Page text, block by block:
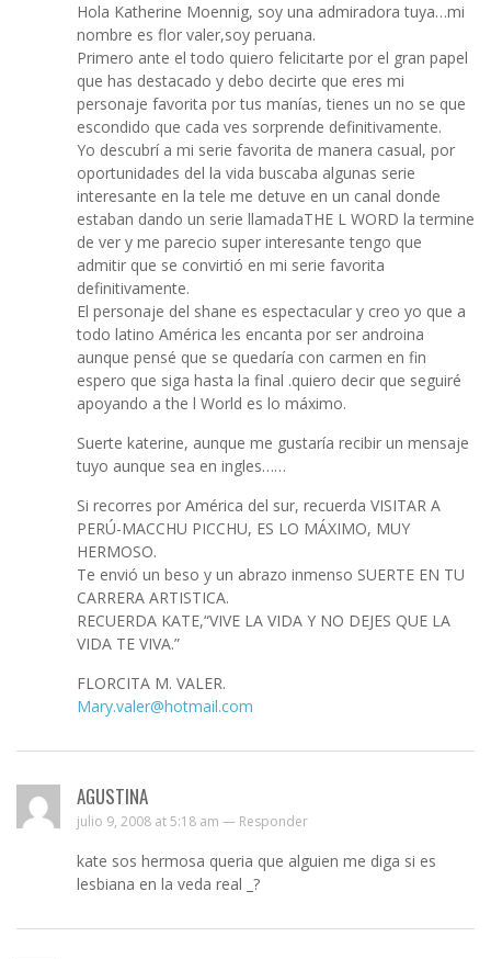
Hola Katherine Moennig, soy una admiradora tuya…mi
nombre es flor valer,soy peruana.
Primero ante el todo quiero felicitarte por el gran papel
que has destacado y debo decirte que eres mi
personaje favorita por tus manías, tienes un no se que
escondido que cada ves sorprende definitivamente.
Yo descubrí a mi serie favorita de manera casual, por
oportunidades del la vida buscaba algunas serie
interesante en la tele me detuve en un canal donde
estaban dando un serie llamadaTHE L WORD la termine
de ver y me parecio super interesante tengo que
admitir que se convirtió en mi serie favorita
definitivamente.
El personaje del shane es espectacular y creo yo que a
todo latino América les encanta por ser androina
aunque pensé que se quedaría con carmen en fin
espero que siga hasta la final .quiero decir que seguiré
apoyando a the l World es lo máximo.
Suerte katerine, aunque me gustaría recibir un mensaje
tuyo aunque sea en ingles……
Si recorres por América del sur, recuerda VISITAR A
PERÚ-MACCHU PICCHU, ES LO MÁXIMO, MUY
HERMOSO.
Te envió un beso y un abrazo inmenso SUERTE EN TU
CARRERA ARTISTICA.
RECUERDA KATE,“VIVE LA VIDA Y NO DEJES QUE LA
VIDA TE VIVA.”
FLORCITA M. VALER.
Mary.valer@hotmail.com
AGUSTINA
julio 9, 2008 at 5:18 am — Responder
kate sos hermosa queria que alguien me diga si es
lesbiana en la veda real _?